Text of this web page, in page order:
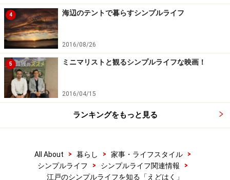
4 海辺のテントで暮らすシンプルライフ
2016/08/26
5 ミニマリストと観るシンプルライフな映画！
2016/04/15
ランキングをもっと見る
All About > 暮らし > 家事・ライフスタイル
>
シンプルライフ
> シンプルライフ関連情報
>
江戸のシンプルライフを知る「えどはく」